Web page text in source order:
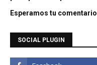
Esperamos tu comentario
SOCIAL PLUGIN